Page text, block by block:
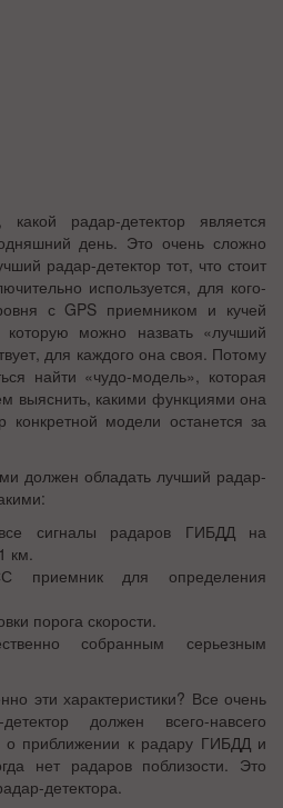
какой радар-детектор является
день. Это очень сложно
радар-детектор тот, что стоит
используется, для кого-
с GPS приемником и кучей
можно назвать «лучший
для каждого она своя. Потому
найти «чудо-модель», которая
выяснить, какими функциями она
модели останется за
должен обладать лучший радар-
сигналы радаров ГИБДД на
км.
приемник для определения
порога скорости.
собранным серьезным
эти характеристики? Все очень
должен всего-навсего
о приближении к радару ГИБДД и
нет радаров поблизости. Это
детектора.